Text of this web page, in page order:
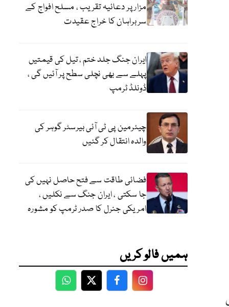
مزار پر دعائیہ تقریب ، مسلح افواج کے
سربراہان کا خراج عقیدت
ایران جنگ جلد ختم ، تیل کی قیمتیں
پہلے سے بھی نچلی سطح پر آئیں گی ،
ڈونلڈ ٹرمپ
چیئرمین پی ٹی آئی بیرسٹر گوہر کی
والدہ انتقال کر گئیں
فضائی طاقت سے فتح حاصل نہیں کی
جا سکتی ، ایران جنگ سے نکلیں ،
امریکی جنرل کا صدر ٹرمپ کو مشورہ
ہمیں فالو کریں
WhatsApp
TwitterFacebookFacebook